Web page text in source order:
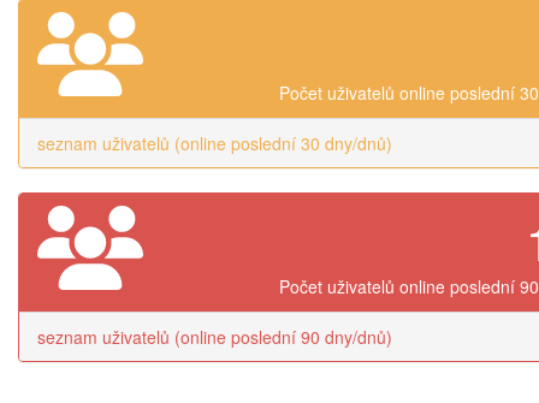
Počet uživatelů online poslední
seznam uživatelů (online poslední 30 dny/dnů)
Počet uživatelů online poslední
seznam uživatelů (online poslední 90 dny/dnů)